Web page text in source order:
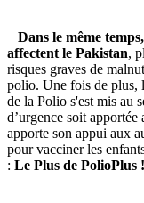
Dans le même
affectent le Pakistan,
risques graves de
polio. Une fois de plus,
de la Polio s'est mis au
d’urgence soit
apporte son appui aux
pour vacciner les
: Le Plus de PolioPlus !